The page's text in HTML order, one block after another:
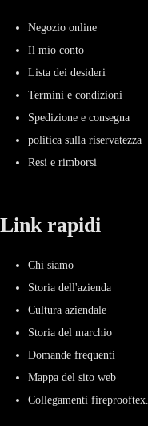
Negozio online
Il mio conto
Lista dei desideri
Termini e condizioni
Spedizione e consegna
politica sulla riservatezza
Resi e rimborsi
Link rapidi
Chi siamo
Storia dell'azienda
Cultura aziendale
Storia del marchio
Domande frequenti
Mappa del sito web
Collegamenti